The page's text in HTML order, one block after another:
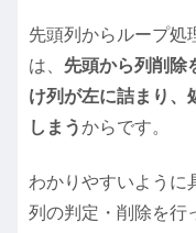
先頭列からループ処
は、 先頭から列削除
け列が左に詰まり、
しまうからです。
わかりやすいように
列の判定・削除を行